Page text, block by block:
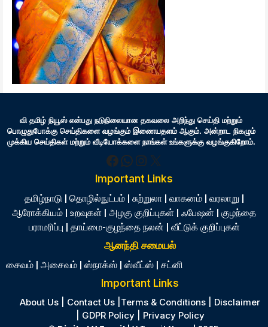
வி தமிழ் நியூஸ் என்பது நடுநிலையான தகவலை அறிந்து செய்தி மற்றும்
பொழுதுபோக்கு செய்திகளை வழங்கும் இணையதளம் ஆகும். அன்றாட நிகழும்
முக்கிய செய்திகள் மற்றும் வீடியோக்களை நாங்கள் உங்களுக்கு வழங்குகிறோம்.
Facebook
WhatsApp
Instagram
X
Important Links
தமிழ்நாடு | தொழில்நுட்பம்| சுற்றுலா| வாகனம்| வரலாறு |
ஆரோக்கியம் | உறவுகள் | அழகு குறிப்புகள் | ஃபேஷன் | குழந்தை
பராமரிப்பு | தாய்மை-குழந்தை நலன் | வீட்டுக் குறிப்புகள்
ஆனந்தி சமையல்
சைவம் | அசைவம் | ஸ்நாக்ஸ் | ஸ்வீட்ஸ் | சட்னி
Important Links
About Us Contact Us Terms & Conditions
Disclaimer
GDPR Policy| Privacy Policy